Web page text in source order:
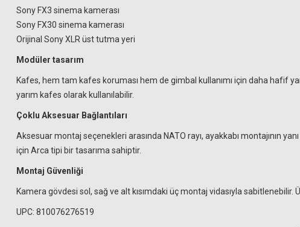
Sony FX3 sinema kamerası
Sony FX30 sinema kamerası
Orijinal Sony XLR üst tutma yeri
Modüler tasarım
Kafes, hem tam kafes koruması hem de gimbal kullanımı için daha hafif
yarım kafes olarak kullanılabilir.
Çoklu Aksesuar Bağlantıları
Aksesuar montaj seçenekleri arasında NATO rayı, ayakkabı montajının
için Arca tipi bir tasarıma sahiptir.
Montaj Güvenliği
Kamera gövdesi sol, sağ ve alt kısımdaki üç montaj vidasıyla
UPC: 810076276519